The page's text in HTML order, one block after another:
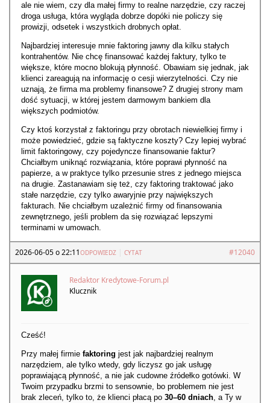
ale nie wiem, czy dla małej firmy to realne narzędzie, czy raczej
droga usługa, która wygląda dobrze dopóki nie policzy się
prowizji, odsetek i wszystkich drobnych opłat.
Najbardziej interesuje mnie faktoring jawny dla kilku stałych
kontrahentów. Nie chcę finansować każdej faktury, tylko te
większe, które mocno blokują płynność. Obawiam się jednak, jak
klienci zareagują na informację o cesji wierzytelności. Czy nie
uznają, że firma ma problemy finansowe? Z drugiej strony mam
dość sytuacji, w której jestem darmowym bankiem dla
większych podmiotów.
Czy ktoś korzystał z faktoringu przy obrotach niewielkiej firmy i
może powiedzieć, gdzie są faktyczne koszty? Czy lepiej wybrać
limit faktoringowy, czy pojedyncze finansowanie faktur?
Chciałbym uniknąć rozwiązania, które poprawi płynność na
papierze, a w praktyce tylko przesunie stres z jednego miejsca
na drugie. Zastanawiam się też, czy faktoring traktować jako
stałe narzędzie, czy tylko awaryjnie przy największych
fakturach. Nie chciałbym uzależnić firmy od finansowania
zewnętrznego, jeśli problem da się rozwiązać lepszymi
terminami w umowach.
2026-06-05 o 22:11 #12040
ODPOWIEDZ CYTAT
Redaktor Kredytowe-Forum.pl
Klucznik
Cześć!
Przy małej firmie faktoring jest jak najbardziej realnym
narzędziem, ale tylko wtedy, gdy liczysz go jak usługę
poprawiającą płynność, a nie jak cudowne źródełko gotówki. W
Twoim przypadku brzmi to sensownie, bo problemem nie jest
brak zleceń, tylko to, że klienci płacą po 30–60 dniach, a Ty w